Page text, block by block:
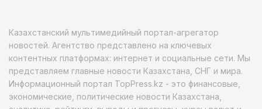
Казахстанский мультимедийный портал-агрегатор
новостей. Агентство представлено на ключевых
контентных платформах: интернет и социальные сети. Мы
представляем главные новости Казахстана, СНГ и мира.
Информационный портал TopPress.kz - это финансовые,
экономические, политические новости Казахстана,